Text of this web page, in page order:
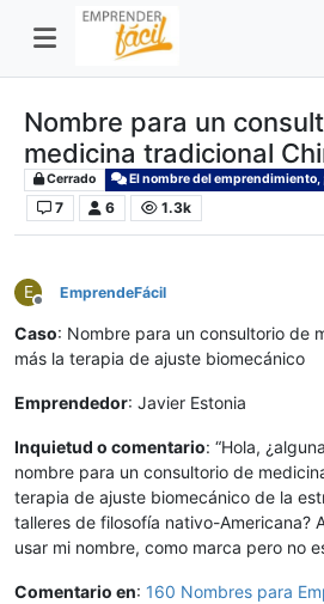
Nombre para un
medicina tradicional
Cerrado El nombre del emprendimiento,
7 6 1.3k
E
Desconectado
EmprendeFácil
Caso: Nombre para un consultorio de
más la terapia de ajuste biomecánico
Emprendedor: Javier Estonia
Inquietud o comentario: “Hola,
nombre para un consultorio de
terapia de ajuste biomecánico de la
talleres de filosofía nativo-Americana?
usar mi nombre, como marca pero no
Comentario en: 160 Nombres para